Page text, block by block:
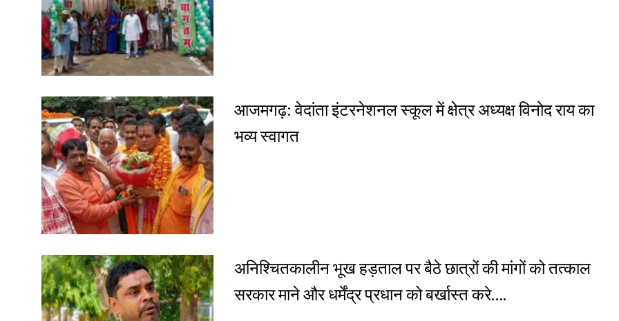
आजमगढ़: वेदांता इंटरनेशनल स्कूल में क्षेत्र अध्यक्ष विनोद राय का
भव्य स्वागत
अनिश्चितकालीन भूख हड़ताल पर बैठे छात्रों की मांगों को तत्काल
सरकार माने और धर्मेंद्र प्रधान को बर्खास्त करे….